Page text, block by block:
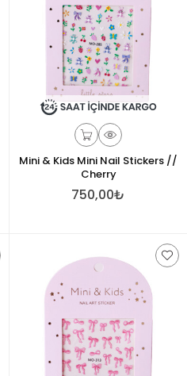
Mini & Kids Mini Nail Stickers //
Cherry
750,00₺